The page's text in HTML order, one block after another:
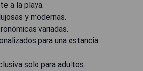
a la playa.
y modernas.
variadas.
para una estancia
solo para adultos.